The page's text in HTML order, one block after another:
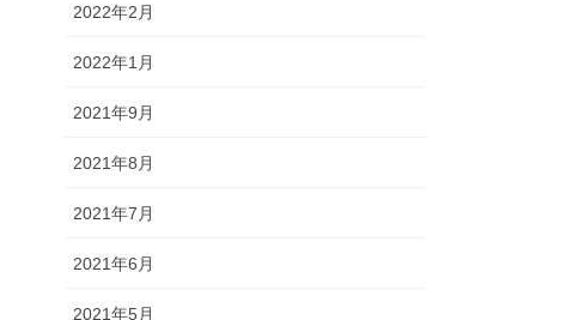
2022年2月
2022年1月
2021年9月
2021年8月
2021年7月
2021年6月
2021年5月